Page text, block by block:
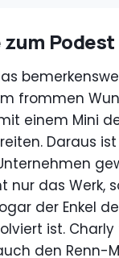
zum Podest
frommen
einem Mini
Daraus
nur das Werk,
der Enkel
ist.
den Renn-